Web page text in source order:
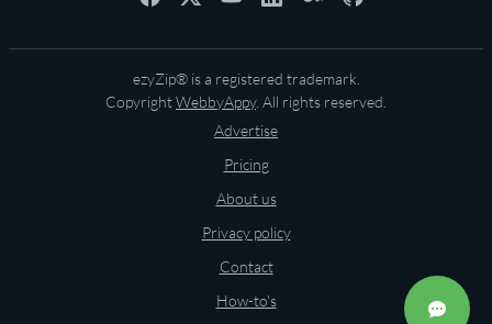
ezyZip® is a registered trademark.
CopyrightWebbyAppy. All rights reserved.
Advertise
Pricing
About us
Privacy policy
Contact
How-to's